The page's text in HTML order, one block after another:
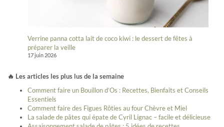
Verrine panna cotta lait de coco kiwi : le dessert de fêtes à
préparer la veille
17 juin 2026
🔥 Les articles les plus lus de la semaine
Comment faire un Bouillon d’Os : Recettes, Bienfaits et Conseils
Essentiels
Comment faire des Figues Rôties au four Chèvre et Miel
La salade de pâtes qui épate de Cyril Lignac – facile et délicieuse